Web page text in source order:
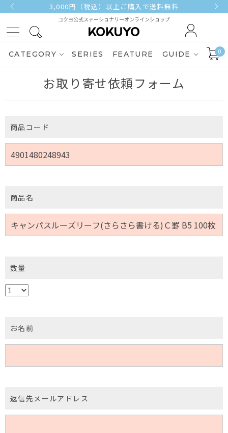
3,000円（税込）以上ご購入で送料無料
コクヨ公式ステーショナリーオンラインショップ
CATEGORY SERIES FEATURE GUIDE 0
お取り寄せ依頼フォーム
商品コード
商品名
数量
お名前
返信先メールアドレス